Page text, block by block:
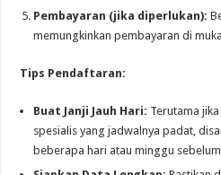
Pembayaran (jika diperlukan):
memungkinkan pembayaran di
Tips Pendaftaran:
Buat Janji Jauh Hari: Terutama
spesialis yang jadwalnya padat,
beberapa hari atau minggu